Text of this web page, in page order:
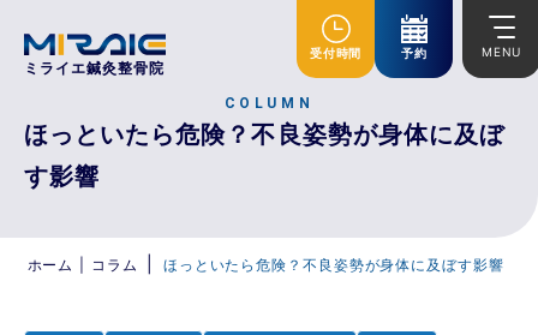
ミライエ鍼灸整骨院
受付時間 予約 MENU
COLUMN
ほっといたら危険？不良姿勢が身体に及ぼ
す影響
ホーム コラム ほっといたら危険？不良姿勢が身体に及ぼす影響